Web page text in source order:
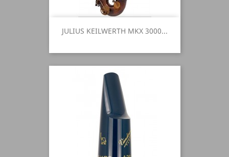
JULIUS KEILWERTH MKX 3000...